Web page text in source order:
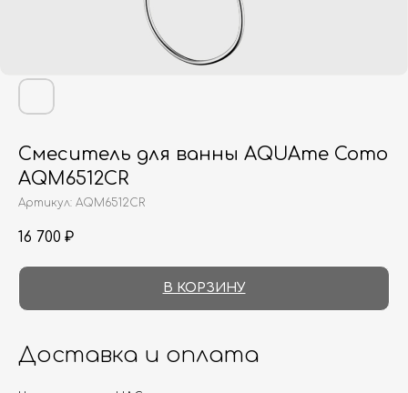
Смеситель для ванны AQUAme Como
AQM6512CR
Артикул: AQM6512CR
16 700 ₽
В КОРЗИНУ
Доставка и оплата